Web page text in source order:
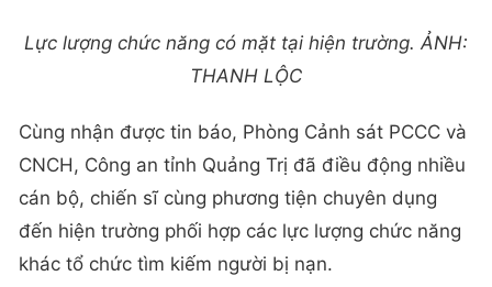
Lực lượng chức năng có mặt tại hiện trường. ẢNH:
THANH LỘC
Cùng nhận được tin báo, Phòng Cảnh sát PCCC và
CNCH, Công an tỉnh Quảng Trị đã điều động nhiều
cán bộ, chiến sĩ cùng phương tiện chuyên dụng
đến hiện trường phối hợp các lực lượng chức năng
khác tổ chức tìm kiếm người bị nạn.